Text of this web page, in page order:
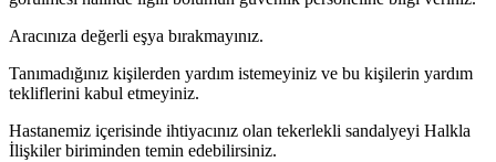
Aracınıza değerli eşya bırakmayınız.
Tanımadığınız kişilerden yardım istemeyiniz ve bu kişilerin yardım
tekliflerini kabul etmeyiniz.
Hastanemiz içerisinde ihtiyacınız olan tekerlekli sandalyeyi Halkla
İlişkiler biriminden temin edebilirsiniz.